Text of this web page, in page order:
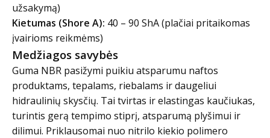
užsakymą)
Kietumas (Shore A): 40 – 90 ShA (plačiai pritaikomas
įvairioms reikmėms)
Medžiagos savybės
Guma NBR pasižymi puikiu atsparumu naftos
produktams, tepalams, riebalams ir daugeliui
hidraulinių skysčių. Tai tvirtas ir elastingas kaučiukas,
turintis gerą tempimo stiprį, atsparumą plyšimui ir
dilimui. Priklausomai nuo nitrilo kiekio polimero